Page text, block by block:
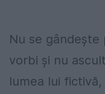
Nu se
vorbi şi nu
lumea lui